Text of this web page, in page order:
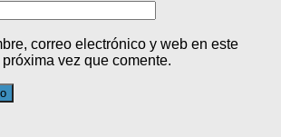
correo electrónico y web en este
vez que comente.